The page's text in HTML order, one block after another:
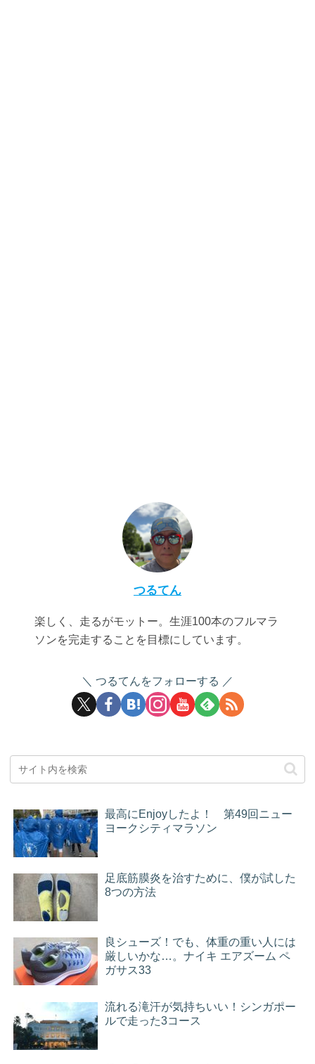
つるてん
楽しく、走るがモットー。生涯100本のフルマラ
ソンを完走することを目標にしています。
つるてんをフォローする
最高にEnjoyしたよ！ 第49回ニュー
ヨークシティマラソン
足底筋膜炎を治すために、僕が試した
8つの方法
良シューズ！でも、体重の重い人には
厳しいかな…。ナイキ エアズーム ペ
ガサス33
流れる滝汗が気持ちいい！シンガポー
ルで走った3コース